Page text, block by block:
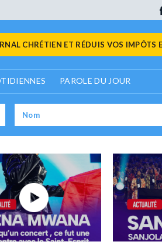
CHRÉTIEN ET RÉDUIS VOS IMPÔTS
PAROLE DU JOUR